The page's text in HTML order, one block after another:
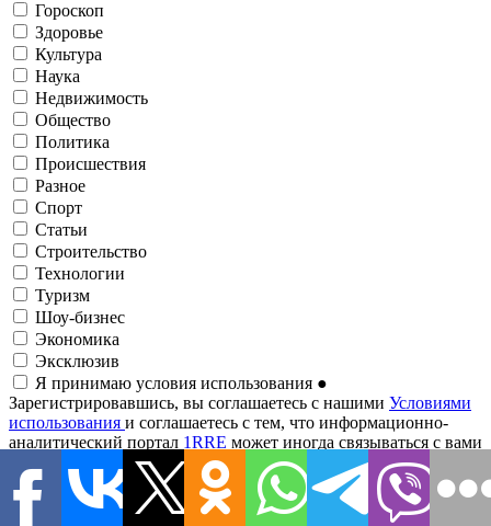
Гороскоп
Здоровье
Культура
Наука
Недвижимость
Общество
Политика
Происшествия
Разное
Спорт
Статьи
Строительство
Технологии
Туризм
Шоу-бизнес
Экономика
Эксклюзив
Я принимаю условия использования ●
Зарегистрировавшись, вы соглашаетесь с нашими Условиями
использования и соглашаетесь с тем, что информационно-
аналитический портал 1RRE может иногда связываться с вами
о событиях, анализах, новостях, предложениях и т. д. по
электронной почте. Рассылки и письма от 1RRE можно найти
по маркетингу партнеров.